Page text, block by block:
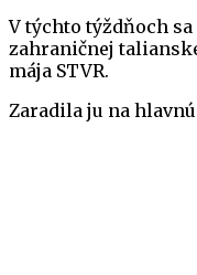
V týchto týždňoch
zahraničnej
mája STVR.
Zaradila ju na